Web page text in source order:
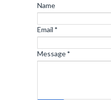
Name
Email *
Message*